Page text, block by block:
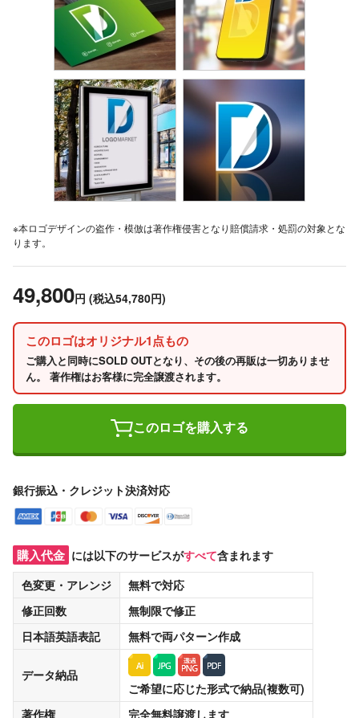
※本ロゴデザインの盗作・模倣は著作権侵害となり賠償請求・処罰の対象とな
ります。
49,800円 (税込54,780円)
このロゴはオリジナル1点もの
ご購入と同時にSOLD OUTとなり、その後の再販は一切ありませ
ん。 著作権はお客様に完全譲渡されます。
このロゴを購入する
銀行振込・クレジット決済対応
購入代金 には以下のサービスがすべて含まれます
色変更・アレンジ
無料で対応
修正回数
無制限で修正
日本語英語表記
無料で両パターン作成
データ納品
ご希望に応じた形式で納品(複数可)
著作権
完全無料譲渡します